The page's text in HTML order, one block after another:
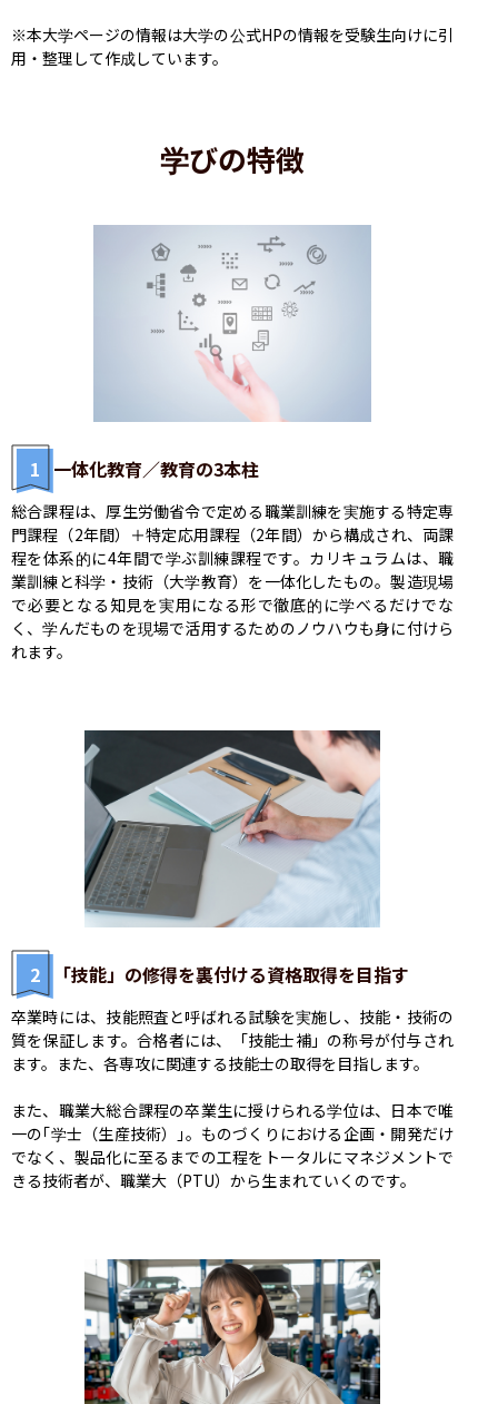
※本大学ページの情報は大学の公式HPの情報を受験生向けに引
用・整理して作成しています。
学びの特徴
1 一体化教育／教育の3本柱
総合課程は、厚生労働省令で定める職業訓練を実施する特定専
門課程（2年間）＋特定応用課程（2年間）から構成され、両課
程を体系的に4年間で学ぶ訓練課程です。カリキュラムは、職
業訓練と科学・技術（大学教育）を一体化したもの。製造現場
で必要となる知見を実用になる形で徹底的に学べるだけでな
く、学んだものを現場で活用するためのノウハウも身に付けら
れます。
2 「技能」の修得を裏付ける資格取得を目指す
卒業時には、技能照査と呼ばれる試験を実施し、技能・技術の
質を保証します。合格者には、「技能士補」の称号が付与され
ます。また、各専攻に関連する技能士の取得を目指します。
また、職業大総合課程の卒業生に授けられる学位は、日本で唯
一の｢学士（生産技術）｣。ものづくりにおける企画・開発だけ
でなく、製品化に至るまでの工程をトータルにマネジメントで
きる技術者が、職業大（PTU）から生まれていくのです。